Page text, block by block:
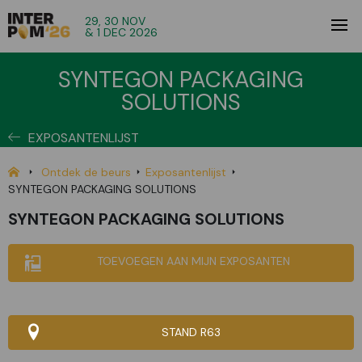
29, 30 NOV
& 1 DEC 2026
SYNTEGON PACKAGING
SOLUTIONS
EXPOSANTENLIJST
Ontdek de beurs
Exposantenlijst
SYNTEGON PACKAGING SOLUTIONS
SYNTEGON PACKAGING SOLUTIONS
TOEVOEGEN AAN MIJN EXPOSANTEN
STAND R63